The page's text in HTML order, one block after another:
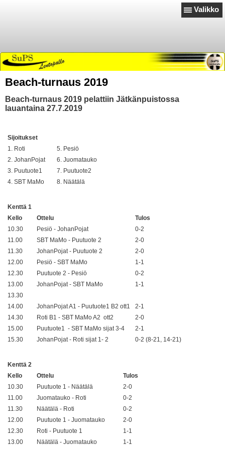
Valikko
Beach-turnaus 2019
Beach-turnaus 2019 pelattiin Jätkänpuistossa
lauantaina 27.7.2019
Sijoitukset
1. Roti
5. Pesiö
2. JohanPojat
6. Juomatauko
3. Puutuote1
7. Puutuote2
4. SBT MaMo
8. Näätälä
Kenttä 1
Kello
Ottelu
Tulos
10.30
Pesiö - JohanPojat
0-2
11.00
SBT MaMo - Puutuote 2
2-0
11.30
JohanPojat - Puutuote 2
2-0
12.00
Pesiö - SBT MaMo
1-1
12.30
Puutuote 2 - Pesiö
0-2
13.00
JohanPojat - SBT MaMo
1-1
13.30
14.00
JohanPojat A1 - Puutuote1 B2 ott1
2-1
14.30
Roti B1 - SBT MaMo A2 ott2
2-0
15.00
Puutuote1 - SBT MaMo sijat 3-4
2-1
15.30
JohanPojat - Roti sijat 1- 2 0-2 (8-21, 14-21)
Kenttä 2
Kello
Ottelu
Tulos
10.30
Puutuote 1 - Näätälä
2-0
11.00
Juomatauko - Roti
0-2
11.30
Näätälä - Roti
0-2
12.00
Puutuote 1 - Juomatauko
2-0
12.30
Roti - Puutuote 1
1-1
13.00
Näätälä - Juomatauko
1-1